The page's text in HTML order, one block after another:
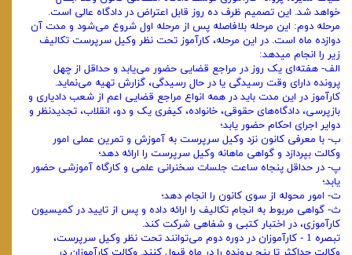
خواهد شد. این تصمیم ظرف ده روز قابل اعتراض در دادگاه عالی است.
مرحله دوم: این مرحله بلافاصله پس از مرحله اول شروع می‌شود و مدت آن
دوازده ماه است. در این مرحله، کارآموز تحت نظر وکیل سرپرست تکالیف
زیر را انجام میدهد:
الف- هفته‌ای یک روز در مراجع قضایی حضور می‌یابد و حداقل از چهل
پرونده دارای وقت رسیدگی یا در حال رسیدگی، گزارش تهیه می‌نماید.
کارآموز در این مدت باید در همه انواع مراجع قضایی اعم از شعب دادیاری و
بازپرسی، دادگاه‌های حقوقی، خانواده، کیفری یک و دو، انقلاب، تجدیدنظر و
دوایر اجرای احکام حضور یابد؛
ب- با معرفی کانون نزد وکیل سرپرست به آموزش و تمرین عملی امور
وکالت بپردازد و گواهی ماهانه وکیل سرپرست را ارائه دهد؛
پ- در حداقل پنجاه ساعت جلسات سخنرانی علمی و کارگاه آموزشی حضور
یابد؛
ت- امور محوله از سوی کانون را انجام دهد؛
ث- گواهی مربوط به انجام تکالیف را ارائه داده و پس از تایید در کمیسیون
کارآموزی، در اختبار کتبی و شفاهی شرکت کند.
تبصره 1 - کارآموزان در دوره دوم می‌توانند تحت نظر وکیل سرپرست،